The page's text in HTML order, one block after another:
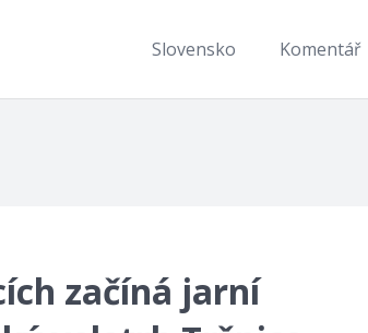
Slovensko Komentář
začíná jarní